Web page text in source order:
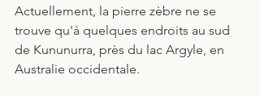
Actuellement, la pierre zèbre ne se
trouve qu'à quelques endroits au sud
de Kununurra, près du lac Argyle, en
Australie occidentale.